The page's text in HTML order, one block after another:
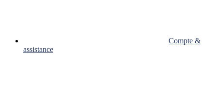
Compte &
assistance